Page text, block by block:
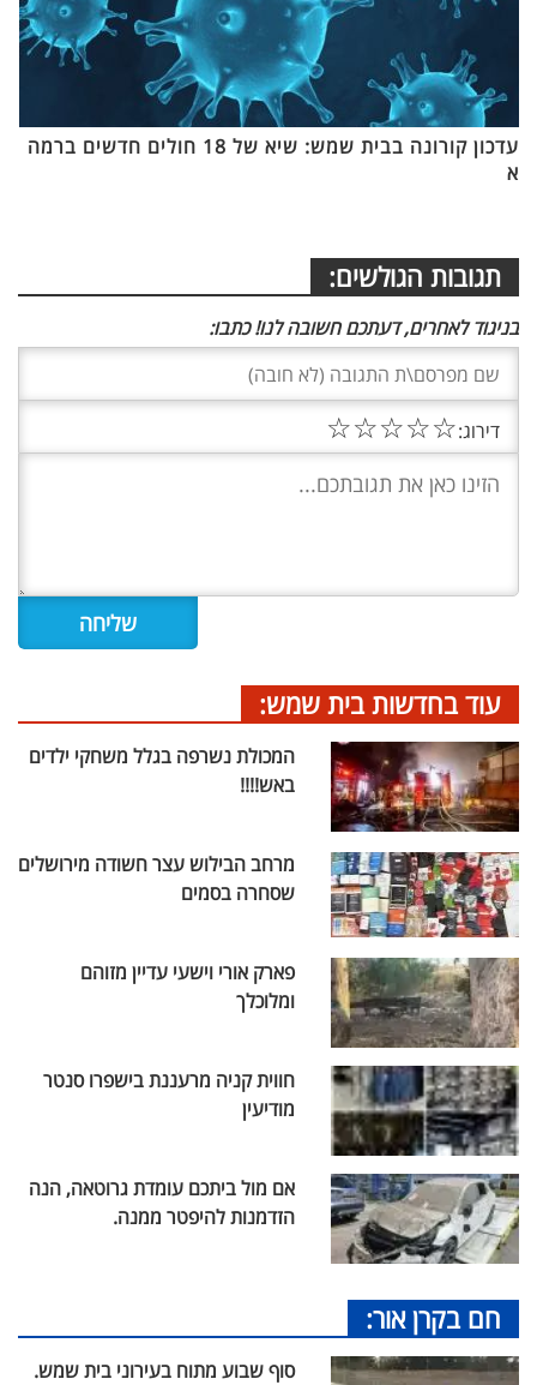
עדכון קורונה בבית שמש: שיא של 18 חולים חדשים ברמה
א
תגובות הגולשים:
בניגוד לאחרים, דעתכם חשובה לנו! כתבו:
דירוג:☆
☆
☆
☆
☆
עוד בחדשות בית שמש:
המכולת נשרפה בגלל משחקי ילדים
באש!!!!
מרחב הבילוש עצר חשודה מירושלים
שסחרה בסמים
פארק אורי וישעי עדיין מזוהם
ומלוכלך
חווית קניה מרעננת בישפרו סנטר
מודיעין
אם מול ביתכם עומדת גרוטאה, הנה
הזדמנות להיפטר ממנה.
חם בקרן אור:
סוף שבוע מתוח בעירוני בית שמש.